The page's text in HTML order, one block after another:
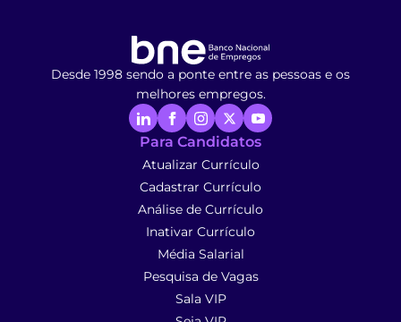
Desde 1998 sendo a ponte entre as pessoas e os
melhores empregos.
Para Candidatos
Atualizar Currículo
Cadastrar Currículo
Análise de Currículo
Inativar Currículo
Média Salarial
Pesquisa de Vagas
Sala VIP